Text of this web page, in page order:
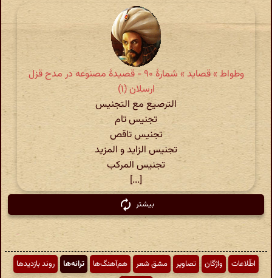
وطواط » قصاید » شمارهٔ ۹۰ - قصیدۀ مصنوعه در مدح قزل
ارسلان (۱)
الترصیع مع التجنیس
تجنیس تام
تجنیس تاقص
تجنیس الزاید و المزید
تجنیس المرکب
[...]
بیشتر
اطّلاعات واژگان تصاویر مشق شعر هم‌آهنگ‌ها ترانه‌ها
روند بازدیدها